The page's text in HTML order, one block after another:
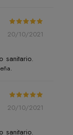
20/10/2021
sanitario.
20/10/2021
sanitario.